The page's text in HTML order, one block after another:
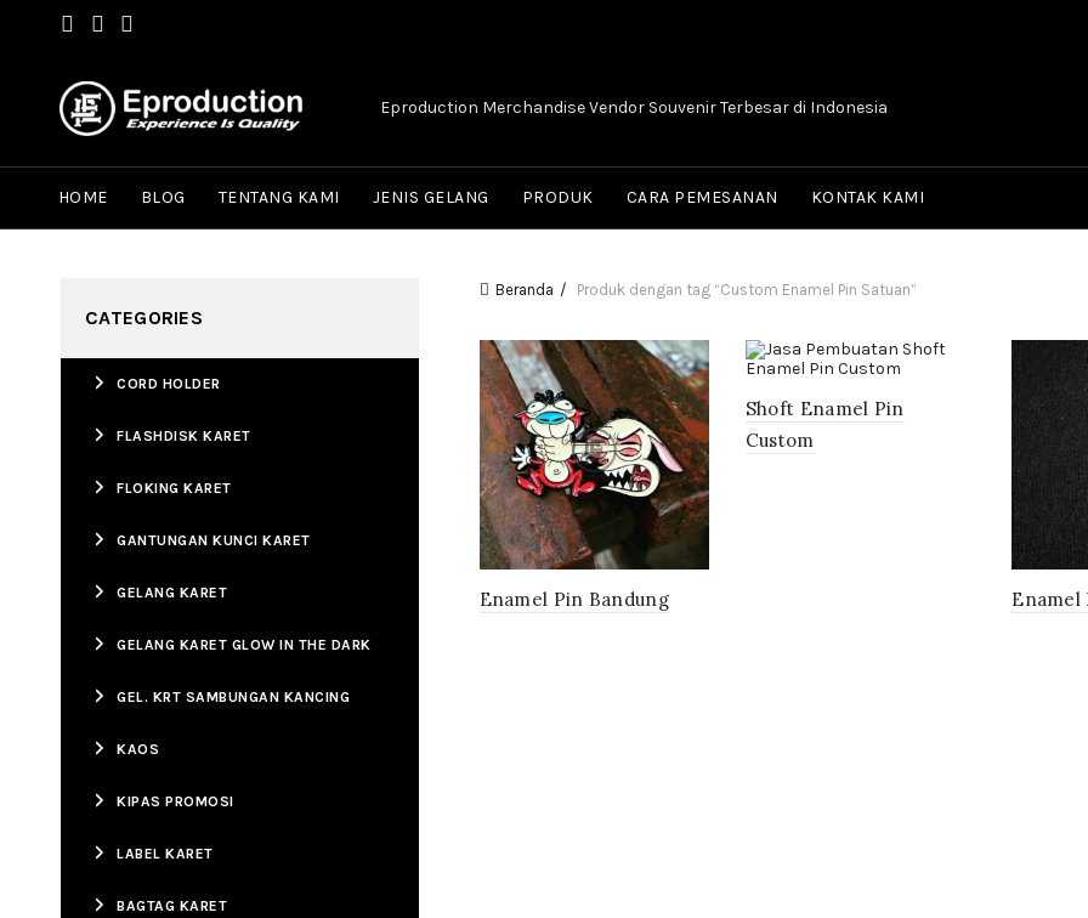
Eproduction Merchandise Vendor Souvenir Terbesar di Indonesia
HOME BLOG TENTANG KAMI JENIS GELANG PRODUK CARA PEMESANAN KONTAK KAMI
Beranda Produk dengan tag “Custom Enamel Pin Satuan”
Enamel Pin Bandung
Shoft Enamel Pin
Custom
Enamel
CATEGORIES
CORD HOLDER
FLASHDISK KARET
FLOKING KARET
GANTUNGAN KUNCI KARET
GELANG KARET
GELANG KARET GLOW IN THE DARK
GEL. KRT SAMBUNGAN KANCING
KAOS
KIPAS PROMOSI
LABEL KARET
BAGTAG KARET